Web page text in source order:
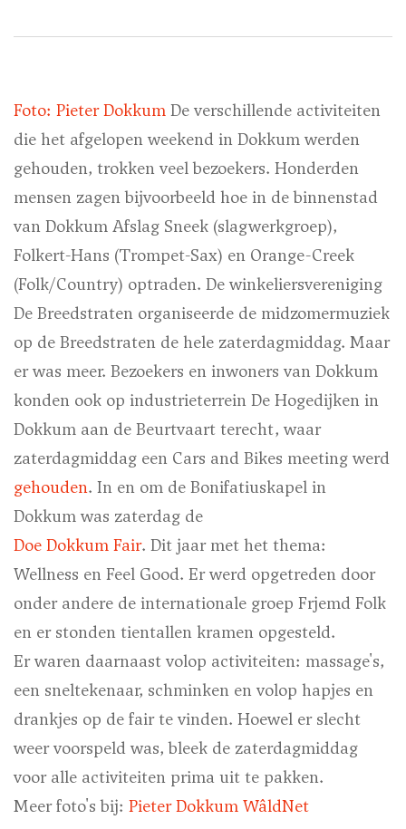
Foto: Pieter Dokkum De verschillende activiteiten
die het afgelopen weekend in Dokkum werden
gehouden, trokken veel bezoekers. Honderden
mensen zagen bijvoorbeeld hoe in de binnenstad
van Dokkum Afslag Sneek (slagwerkgroep),
Folkert-Hans (Trompet-Sax) en Orange-Creek
(Folk/Country) optraden. De winkeliersvereniging
De Breedstraten organiseerde de midzomermuziek
op de Breedstraten de hele zaterdagmiddag. Maar
er was meer. Bezoekers en inwoners van Dokkum
konden ook op industrieterrein De Hogedijken in
Dokkum aan de Beurtvaart terecht, waar
zaterdagmiddag een Cars and Bikes meeting werd
gehouden. In en om de Bonifatiuskapel in
Dokkum was zaterdag de
Doe Dokkum Fair. Dit jaar met het thema:
Wellness en Feel Good. Er werd opgetreden door
onder andere de internationale groep Frjemd Folk
en er stonden tientallen kramen opgesteld.
Er waren daarnaast volop activiteiten: massage's,
een sneltekenaar, schminken en volop hapjes en
drankjes op de fair te vinden. Hoewel er slecht
weer voorspeld was, bleek de zaterdagmiddag
voor alle activiteiten prima uit te pakken.
Meer foto's bij: Pieter Dokkum WâldNet